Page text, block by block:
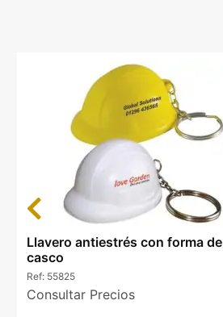
Llavero antiestrés con forma de
casco
Ref: 55825
Consultar Precios
Previous